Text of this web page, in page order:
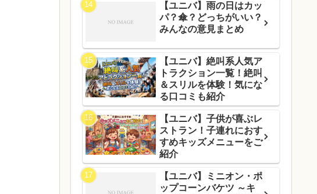
【ユニバ】雨の日はカッ
パ？傘？どっちがいい？
みんなの意見まとめ
【ユニバ】絶叫系人気ア
トラクション一覧！絶叫
＆スリルを体験！気にな
る口コミも紹介
【ユニバ】子供が喜ぶレ
ストラン！子連れにおす
すめキッズメニューをご
紹介
【ユニバ】ミニオン・ポ
ップコーンバケツ ～キ